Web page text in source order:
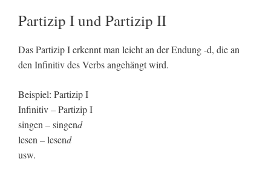
Partizip I und Partizip II
Das Partizip I erkennt man leicht an der Endung -d, die an
den Infinitiv des Verbs angehängt wird.
Beispiel: Partizip I
Infinitiv – Partizip I
singen – singend
lesen – lesend
usw.